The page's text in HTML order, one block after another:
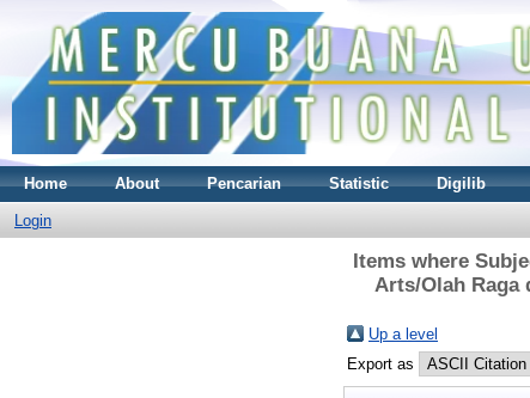
Home About Pencarian Statistic Digilib
Login
Items where
Arts/Olah Raga
Up a level
Export as